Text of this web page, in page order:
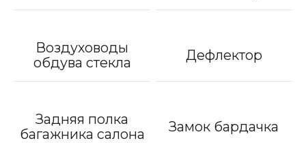
Воздуховоды
обдува стекла
Дефлектор
Задняя полка
багажника салона
Замок бардачка